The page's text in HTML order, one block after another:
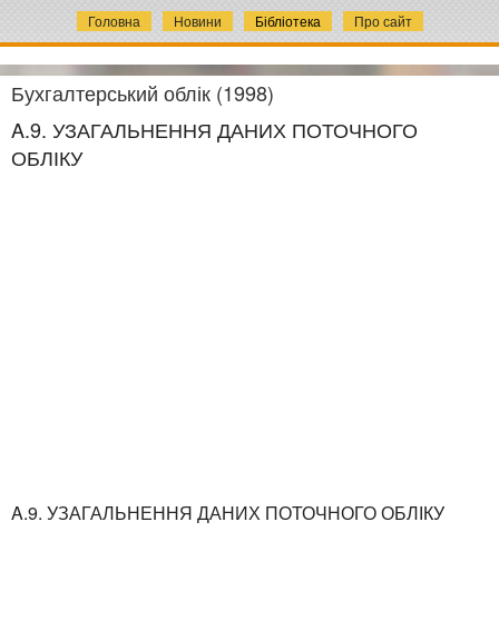
Головна Новини Бібліотека Про сайт
Бухгалтерський облік (1998)
A.9. УЗАГАЛЬНЕННЯ ДАНИХ ПОТОЧНОГО
ОБЛІКУ
A.9. УЗАГАЛЬНЕННЯ ДАНИХ ПОТОЧНОГО ОБЛІКУ